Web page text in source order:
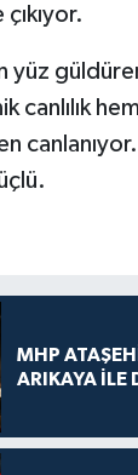
yüz
canlılık
MHP
ARIKAYA İLE